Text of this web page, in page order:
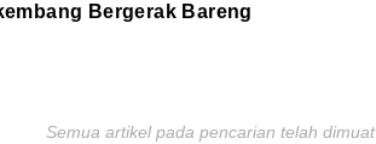
Bergerak Bareng
Semua artikel pada pencarian telah dimuat